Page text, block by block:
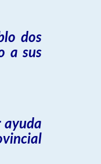
dos
a sus
ayuda